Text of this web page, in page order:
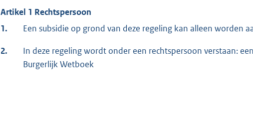
Artikel 1 Rechtspersoon
1.
Een subsidie op grond van deze regeling kan alleen worden
2.
In deze regeling wordt onder een rechtspersoon verstaan:
Burgerlijk Wetboek